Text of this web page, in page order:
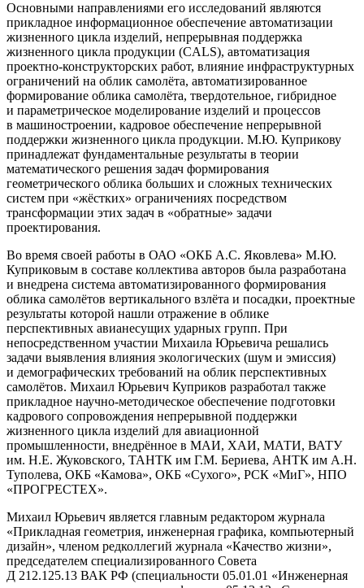
Основными направлениями его исследований являются
прикладное информационное обеспечение автоматизации
жизненного цикла изделий, непрерывная поддержка
жизненного цикла продукции (CALS), автоматизация
проектно-конструкторских работ, влияние инфраструктурных
ограничений на облик самолёта, автоматизированное
формирование облика самолёта, твердотельное, гибридное
и параметрическое моделирование изделий и процессов
в машиностроении, кадровое обеспечение непрерывной
поддержки жизненного цикла продукции. М.Ю. Куприкову
принадлежат фундаментальные результаты в теории
математического решения задач формирования
геометрического облика больших и сложных технических
систем при «жёстких» ограничениях посредством
трансформации этих задач в «обратные» задачи
проектирования.
Во время своей работы в ОАО «ОКБ А.С. Яковлева» М.Ю.
Куприковым в составе коллектива авторов была разработана
и внедрена система автоматизированного формирования
облика самолётов вертикального взлёта и посадки, проектные
результаты которой нашли отражение в облике
перспективных авианесущих ударных групп. При
непосредственном участии Михаила Юрьевича решались
задачи выявления влияния экологических (шум и эмиссия)
и демографических требований на облик перспективных
самолётов. Михаил Юрьевич Куприков разработал также
прикладное научно-методическое обеспечение подготовки
кадрового сопровождения непрерывной поддержки
жизненного цикла изделий для авиационной
промышленности, внедрённое в МАИ, ХАИ, МАТИ, ВАТУ
им. Н.Е. Жуковского, ТАНТК им Г.М. Бериева, АНТК им А.Н.
Туполева, ОКБ «Камова», ОКБ «Сухого», РСК «МиГ», НПО
«ПРОГРЕСТЕХ».
Михаил Юрьевич является главным редактором журнала
«Прикладная геометрия, инженерная графика, компьютерный
дизайн», членом редколлегий журнала «Качество жизни»,
председателем специализированного Совета
Д 212.125.13 ВАК РФ (специальности 05.01.01 «Инженерная